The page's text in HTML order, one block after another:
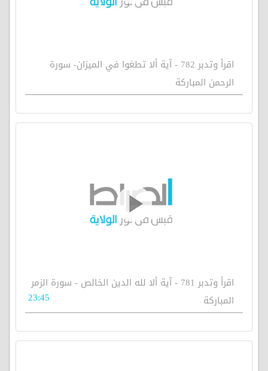
اقرأ وتدبر 782 - آية ألا تطغوا في الميزان- سورة
الرحمن المباركة
اقرأ وتدبر 781 - آية ألا لله الدين الخالص - سورة الزمر
المباركة
23:45